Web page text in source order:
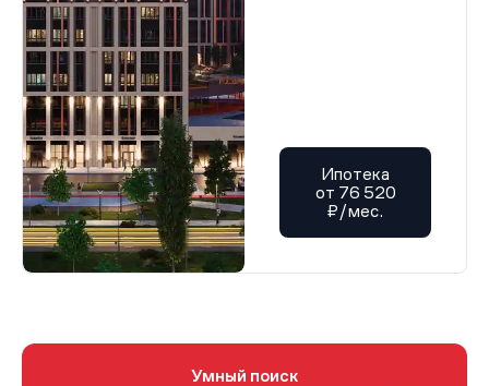
Ипотека
от 76 520
₽/мес.
Умный поиск